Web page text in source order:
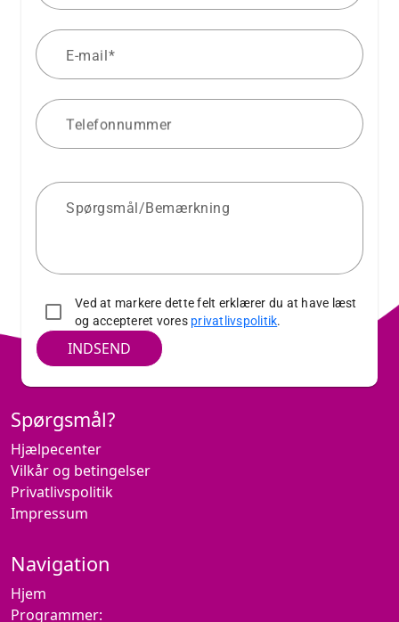
E-mail
Telefonnummer
Spørgsmål/Bemærkning
Ved at markere dette felt erklærer du at have læst
og accepteret vores privatlivspolitik.
INDSEND
Spørgsmål?
Hjælpecenter
Vilkår og betingelser
Privatlivspolitik
Impressum
Navigation
Hjem
Programmer: